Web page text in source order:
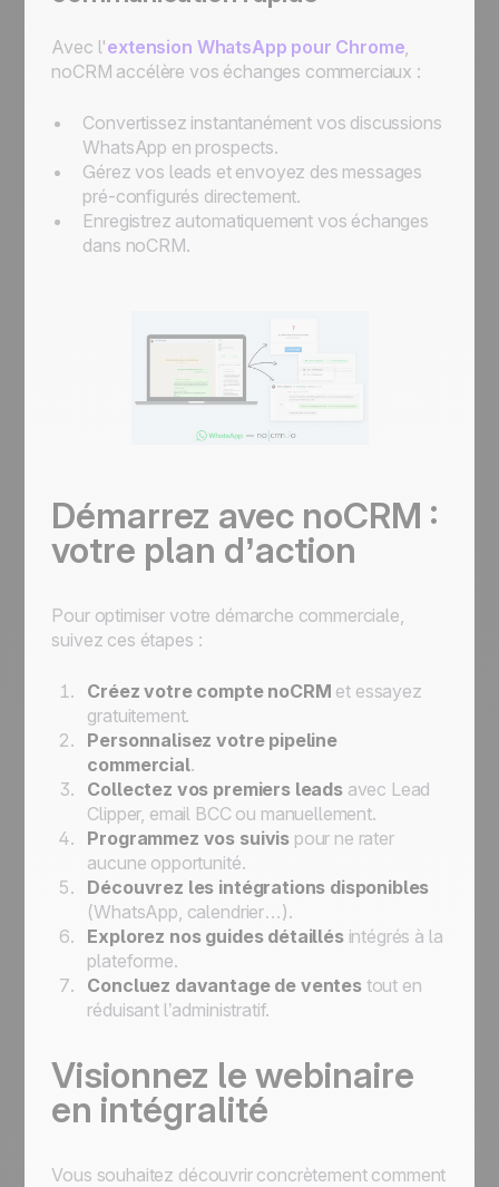
Avec l'extension WhatsApp pour Chrome,
noCRM accélère vos échanges commerciaux :
Convertissez instantanément vos discussions
WhatsApp en prospects.
Gérez vos leads et envoyez des messages
pré-configurés directement.
Enregistrez automatiquement vos échanges
dans noCRM.
Démarrez avec noCRM :
votre plan d’action
Pour optimiser votre démarche commerciale,
suivez ces étapes :
Créez votre compte noCRM et essayez
gratuitement.
Personnalisez votre pipeline
commercial.
Collectez vos premiers leadsavec Lead
Clipper, email BCC ou manuellement.
Programmez vos suivis pour ne rater
aucune opportunité.
Découvrez les intégrations disponibles
(WhatsApp, calendrier…).
Explorez nos guides détaillésintégrés à la
plateforme.
Concluez davantage de ventestout en
réduisant l’administratif.
Visionnez le webinaire
en intégralité
Vous souhaitez découvrir concrètement comment